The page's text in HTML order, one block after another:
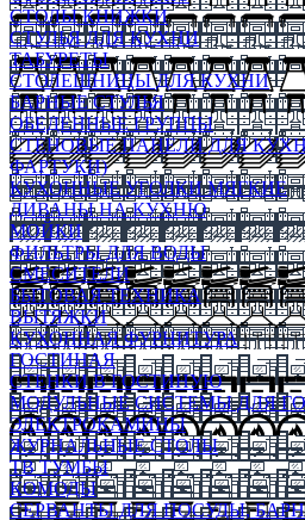
СТОЛЫ КНИЖКИ
СТУЛЬЯ ДЛЯ КУХНИ
ТАБУРЕТЫ
СТОЛЕШНИЦЫ ДЛЯ КУХНИ
БАРНЫЕ СТУЛЬЯ
ОБЕДЕННЫЕ ГРУППЫ
СТЕНОВЫЕ ПАНЕЛИ ДЛЯ
ФАРТУКИ)
КУХОННЫЕ УГОЛКИ МЯГКИЕ
ДИВАНЫ НА КУХНЮ
МОЙКИ
ФИЛЬТРЫ ДЛЯ ВОДЫ
СМЕСИТЕЛИ
БЫТОВАЯ ТЕХНИКА
ВЫТЯЖКИ
КУХОННАЯ ФУРНИТУРА
ГОСТИНАЯ
СТЕНКИ В ГОСТИНУЮ
МОДУЛЬНЫЕ СИСТЕМЫ ДЛЯ
ЭЛЕКТРОКАМИНЫ
ЖУРНАЛЬНЫЕ СТОЛЫ
ТВ ТУМБЫ
КОМОДЫ
СЕРВАНТЫ ДЛЯ ПОСУДЫ,